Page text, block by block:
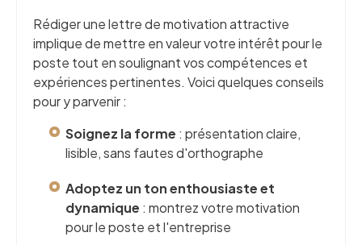
Rédiger une lettre de motivation attractive
implique de mettre en valeur votre intérêt pour le
poste tout en soulignant vos compétences et
expériences pertinentes. Voici quelques conseils
pour y parvenir :
Soignez la forme : présentation claire,
lisible, sans fautes d'orthographe
Adoptez un ton enthousiaste et
dynamique : montrez votre motivation
pour le poste et l'entreprise